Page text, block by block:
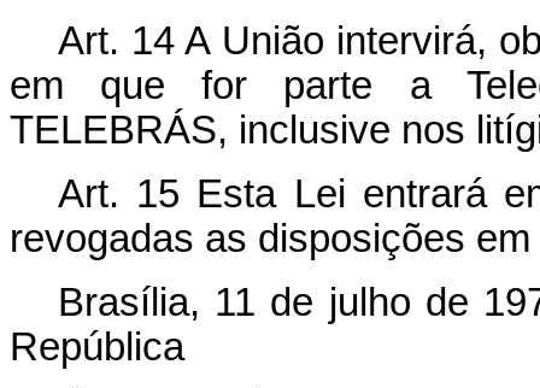
Art. 14 A União intervirá,
em que for parte a
TELEBRÁS, inclusive nos
Art. 15 Esta Lei entrará
revogadas as disposições
Brasília, 11 de julho de
República